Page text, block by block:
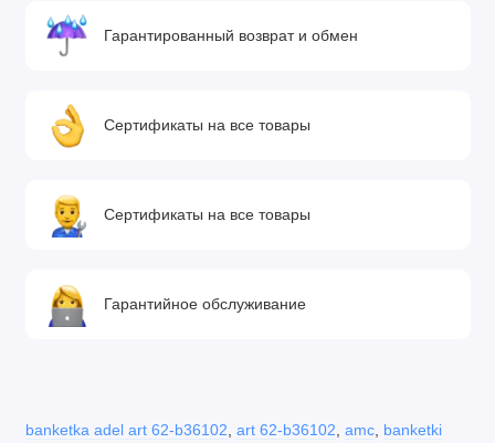
Гарантированный возврат и обмен
Сертификаты на все товары
Сертификаты на все товары
Гарантийное обслуживание
banketka adel art 62-b36102, art 62-b36102, amc, banketki